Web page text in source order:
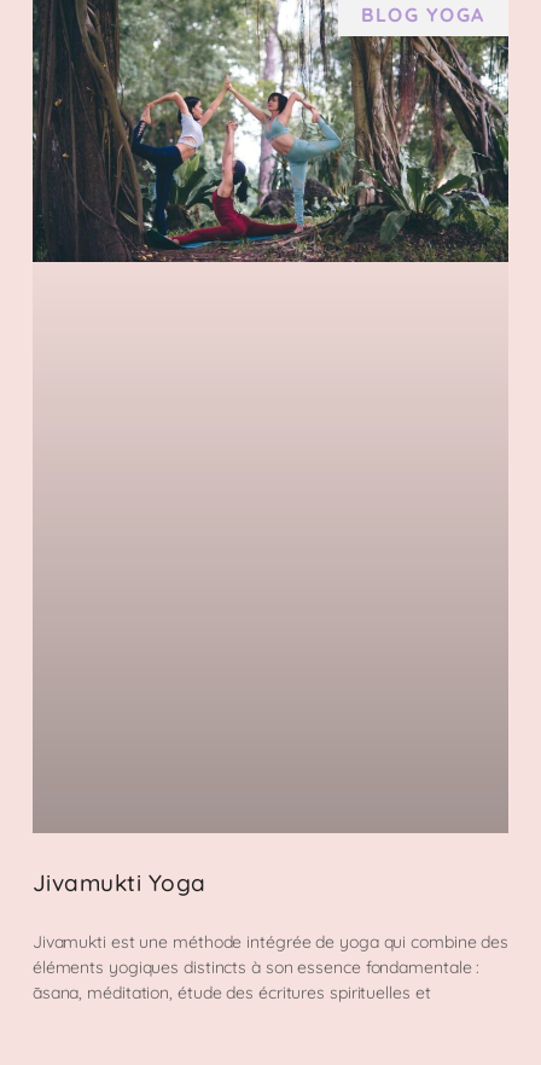
BLOG YOGA
Jivamukti Yoga
Jivamukti est une méthode intégrée de yoga qui combine des
éléments yogiques distincts à son essence fondamentale :
āsana, méditation, étude des écritures spirituelles et